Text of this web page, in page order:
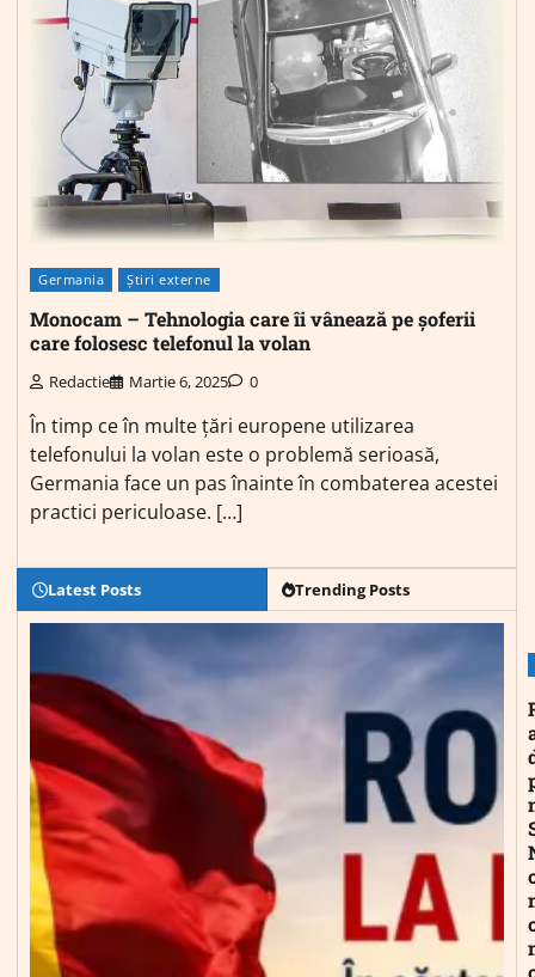
Germania Știri externe
Monocam – Tehnologia care îi vânează pe șoferii
care folosesc telefonul la volan
Redactie Martie 6, 2025 0
În timp ce în multe țări europene utilizarea
telefonului la volan este o problemă serioasă,
Germania face un pas înainte în combaterea acestei
practici periculoase. […]
Latest Posts Trending Posts